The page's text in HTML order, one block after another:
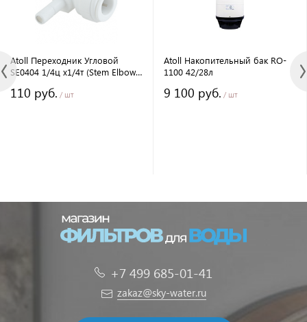
Atoll Переходник Угловой
SE0404 1/4ц x1/4т (Stem Elbow)
110 руб. / шт
Atoll Накопительный бак RO-
1100 42/28л
9 100 руб. / шт
+7 499 685-01-41
zakaz@sky-water.ru